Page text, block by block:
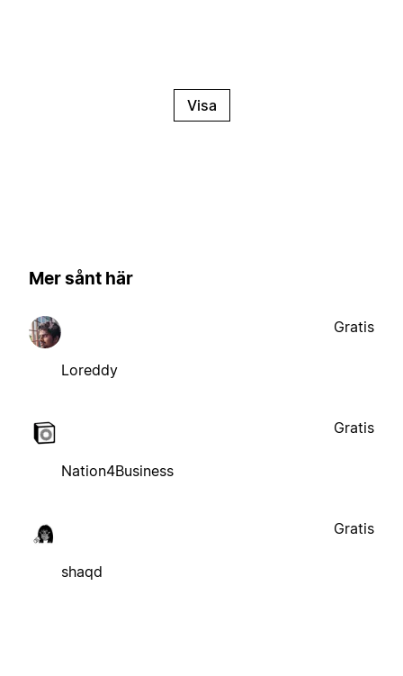
Visa
Mer sånt här
Loreddy
Gratis
Nation4Business
Gratis
shaqd
Gratis